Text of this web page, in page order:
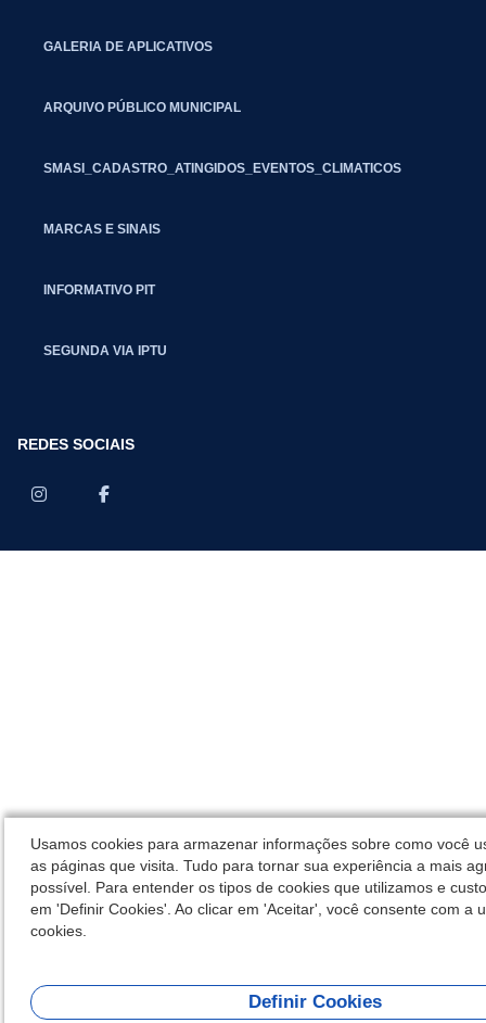
GALERIA DE APLICATIVOS
ARQUIVO PÚBLICO MUNICIPAL
SMASI_CADASTRO_ATINGIDOS_EVENTOS_CLIMATICOS
MARCAS E SINAIS
INFORMATIVO PIT
SEGUNDA VIA IPTU
REDES SOCIAIS
Usamos cookies para armazenar informações sobre como você
as páginas que visita. Tudo para tornar sua experiência a mais
possível. Para entender os tipos de cookies que utilizamos e
em 'Definir Cookies'. Ao clicar em 'Aceitar', você consente com a
cookies.
Definir Cookies